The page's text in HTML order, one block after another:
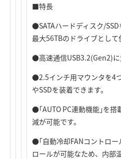
■特長
●SATAハードディスク/
最大56TBのドライブとし
●高速通信USB3.2(Gen2)に
●2.5インチ用マウンタを4
やSSDを装着できます。
●｢AUTO PC連動機能｣を搭
減が可能です。
●｢自動冷却FANコントロー
ロールが可能なため、内部